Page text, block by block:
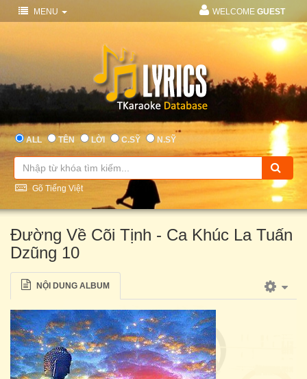
MENU WELCOME GUEST
ALL TÊN LỜI C.SỸ N.SỸ
Gõ Tiếng Việt
Đường Về Cõi Tịnh - Ca Khúc La Tuấn
Dzũng 10
NỘI DUNG ALBUM